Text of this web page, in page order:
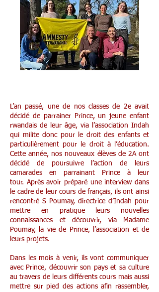
L’an passé, une de nos classes de 2e avait
décidé de parrainer Prince, un jeune enfant
rwandais de leur âge, via l’association Indah
qui milite donc pour le droit des enfants et
particulièrement pour le droit à l’éducation.
Cette année, nos nouveaux élèves de 2A ont
décidé de poursuivre l’action de leurs
camarades en parrainant Prince à leur
tour. Après avoir préparé une interview dans
le cadre de leur cours de français, ils ont ainsi
rencontré S Poumay, directrice d’Indah pour
mettre en pratique leurs nouvelles
connaissances et découvrir, via Madame
Poumay, la vie de Prince, l’association et de
leurs projets.
Dans les mois à venir, ils vont communiquer
avec Prince, découvrir son pays et sa culture
au travers de leurs différents cours mais aussi
mettre sur pied des actions afin rassembler,